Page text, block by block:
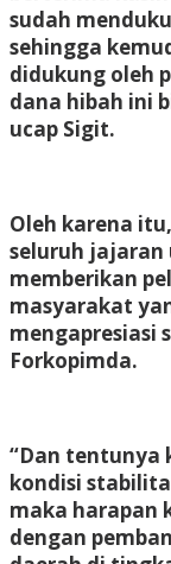
sudah
sehingga
didukung oleh
dana hibah ini
ucap Sigit.
Oleh karena
seluruh jajaran
memberikan
masyarakat
mengapresiasi
Forkopimda.
“Dan tentunya
kondisi
maka harapan
dengan